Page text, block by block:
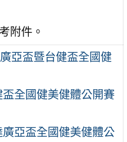
附件。
亞盃暨台健盃全國健
全國健美健體公開賽
亞盃全國健美健體公